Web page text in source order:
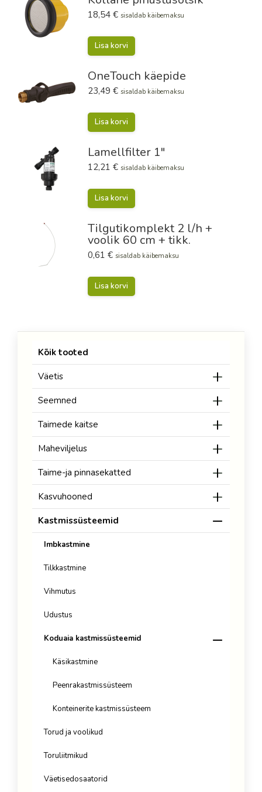
18,54 € sisaldab käibemaksu
Lisa korvi
OneTouch käepide
23,49 € sisaldab käibemaksu
Lisa korvi
Lamellfilter 1"
12,21 € sisaldab käibemaksu
Lisa korvi
Tilgutikomplekt 2 l/h +
voolik 60 cm + tikk.
0,61 € sisaldab käibemaksu
Lisa korvi
Kõik tooted
Väetis
Seemned
Taimede kaitse
Maheviljelus
Taime-ja pinnasekatted
Kasvuhooned
Kastmissüsteemid
Imbkastmine
Tilkkastmine
Vihmutus
Udustus
Koduaia kastmissüsteemid
Käsikastmine
Peenrakastmissüsteem
Konteinerite kastmissüsteem
Torud ja voolikud
Toruliitmikud
Väetisedosaatorid